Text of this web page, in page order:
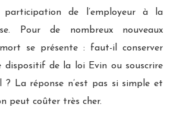
de l’employeur à la
Pour de nombreux nouveaux
se présente : faut-il conserver
dispositif de la loi Evin ou souscrire
? La réponse n’est pas si simple et
peut coûter très cher.